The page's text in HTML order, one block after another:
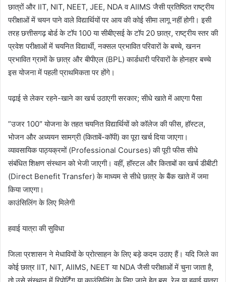
छात्रों और IIT, NIT, NEET, JEE, NDA व AIIMS जैसी प्रतिष्ठित राष्ट्रीय
परीक्षाओं में चयन पाने वाले विद्यार्थियों पर आय की कोई सीमा लागू नहीं होगी। इसी
तरह छत्तीसगढ़ बोर्ड के टॉप 100 या सीबीएसई के टॉप 20 छात्र, राष्ट्रीय स्तर की
प्रवेश परीक्षाओं में चयनित विद्यार्थी, नक्सल प्रभावित परिवारों के बच्चे, खनन
प्रभावित ग्रामों के छात्र और बीपीएल (BPL) कार्डधारी परिवारों के होनहार बच्चे
इस योजना में पहली प्राथमिकता पर होंगे।
​पढ़ाई से लेकर रहने-खाने का खर्च उठाएगी सरकार; सीधे खाते में आएगा पैसा
​”उजर 100″ योजना के तहत चयनित विद्यार्थियों को कॉलेज की फीस, हॉस्टल,
भोजन और अध्ययन सामग्री (किताबें-कॉपी) का पूरा खर्च दिया जाएगा।
व्यावसायिक पाठ्यक्रमों (Professional Courses) की पूरी फीस सीधे
संबंधित शिक्षण संस्थान को भेजी जाएगी। वहीं, हॉस्टल और किताबों का खर्च डीबीटी
(Direct Benefit Transfer) के माध्यम से सीधे छात्र के बैंक खाते में जमा
किया जाएगा।
​काउंसिलिंग के लिए मिलेगी
हवाई यात्रा की सुविधा
​जिला प्रशासन ने मेधावियों के प्रोत्साहन के लिए बड़े कदम उठाए हैं। यदि जिले का
कोई छात्र IIT, NIT, AIIMS, NEET या NDA जैसी परीक्षाओं में चुना जाता है,
तो उसे संस्थान में रिपोर्टिंग या काउंसिलिंग के लिए जाने हेतु बस, रेल या हवाई यात्रा